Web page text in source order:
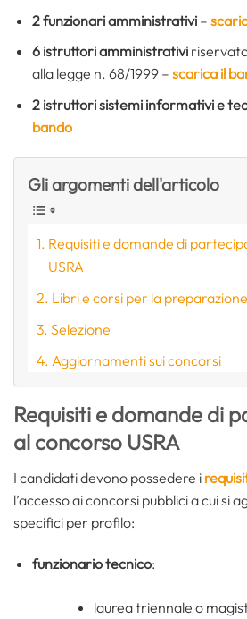
2 funzionari amministrativi–
6 istruttori amministrativi
alla legge n. 68/1999 – scarica il
2 istruttori sistemi informativi e
bando
Gli argomenti dell'articolo
Requisiti e domande di
USRA
Libri e corsi per la preparazione
Selezione
Aggiornamenti sui concorsi
Requisiti e domande di
al concorso USRA
I candidati devono possedere i
l’accesso ai concorsi pubblici a cui si
specifici per profilo:
funzionario tecnico:
laurea triennale o